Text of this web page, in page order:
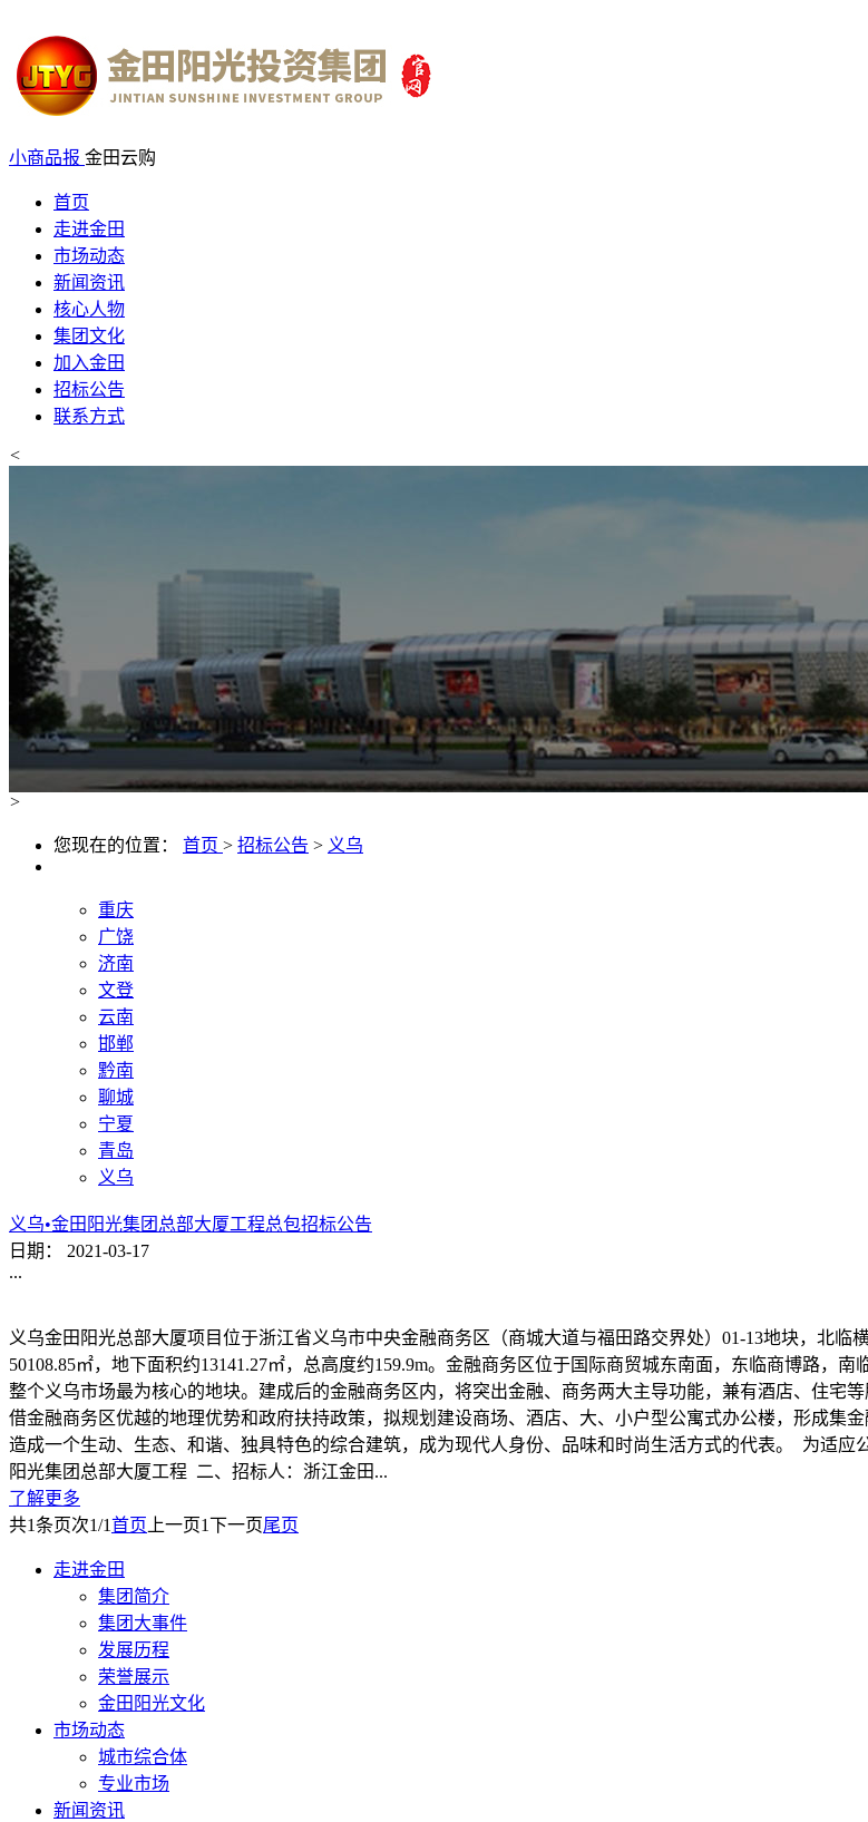
小商品报 金田云购
首页
走进金田
市场动态
新闻资讯
核心人物
集团文化
加入金田
招标公告
联系方式
<
>
您现在的位置： 首页 > 招标公告 > 义乌
重庆
广饶
济南
文登
云南
邯郸
黔南
聊城
宁夏
青岛
义乌
义乌•金田阳光集团总部大厦工程总包招标公告
日期：
2021-03-17
...
义乌金田阳光总部大厦项目位于浙江省义乌市中央金融商务区（商城大道与福田路交界处）01-13地块，北临
50108.85㎡，地下面积约13141.27㎡，总高度约159.9m。金融商务区位于国际商贸城东南面，东临商博路，
整个义乌市场最为核心的地块。建成后的金融商务区内，将突出金融、商务两大主导功能，兼有酒店、住
借金融商务区优越的地理优势和政府扶持政策，拟规划建设商场、酒店、大、小户型公寓式办公楼，形成集
造成一个生动、生态、和谐、独具特色的综合建筑，成为现代人身份、品味和时尚生活方式的代表。 为适
阳光集团总部大厦工程 二、招标人：浙江金田...
了解更多
共1条页次1/1首页 上一页1下一页尾页
走进金田
集团简介
集团大事件
发展历程
荣誉展示
金田阳光文化
市场动态
城市综合体
专业市场
新闻资讯